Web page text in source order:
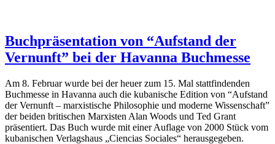
Buchpräsentation von “Aufstand der
Vernunft” bei der Havanna Buchmesse
Am 8. Februar wurde bei der heuer zum 15. Mal stattfindenden
Buchmesse in Havanna auch die kubanische Edition von “Aufstand
der Vernunft – marxistische Philosophie und moderne Wissenschaft”
der beiden britischen Marxisten Alan Woods und Ted Grant
präsentiert. Das Buch wurde mit einer Auflage von 2000 Stück vom
kubanischen Verlagshaus „Ciencias Sociales“ herausgegeben.